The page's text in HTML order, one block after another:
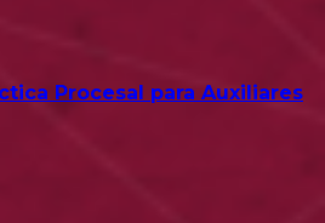
Procesal para Auxiliares